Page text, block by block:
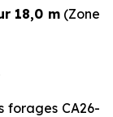
18,0 m(Zone
forages CA26-